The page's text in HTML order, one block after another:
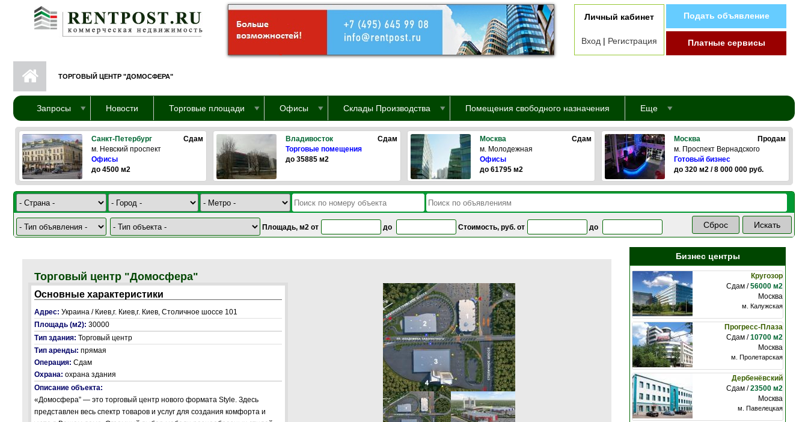
Перейти к основному содержанию
Личный кабинет
Вход | Регистрация
Подать объявление
Платные сервисы
ТОРГОВЫЙ ЦЕНТР "ДОМОСФЕРА"
Запросы Новости Торговые площади Офисы Склады Производства Помещения свободного назначения Еще
Санкт-Петербург
Сдам
м. Невский проспект
Офисы
до 4500 м2
Владивосток
Сдам
Торговые помещения
до 35885 м2
Москва
Сдам
м. Молодежная
Офисы
до 61795 м2
Москва
Продам
м. Проспект Вернадского
Готовый бизнес
до 320 м2 / 8 000 000 руб.
Площадь, м2 от до Стоимость, руб. от до
< >
Торговый центр "Домосфера"
Основные характеристики
Адрес: Украина / Киев,г. Киев,г. Киев, Столичное шоссе 101
Площадь (м2): 30000
Тип здания: Торговый центр
Тип аренды: прямая
Операция: Сдам
Охрана: охрана здания
Описание объекта:
«Домосфера” — это торговый центр нового формата Style. Здесь
представлен весь спектр товаров и услуг для создания комфорта и
Бизнес центры
Кругозор
Сдам /56000 м2
Москва
м. Калужская
Прогресс-Плаза
Сдам /10700 м2
Москва
м. Пролетарская
Дербенёвский
Сдам /23500 м2
Москва
м. Павелецкая